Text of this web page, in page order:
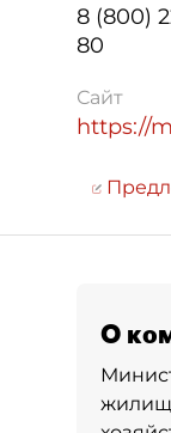
8 (800)
80
Сайт
https://
О